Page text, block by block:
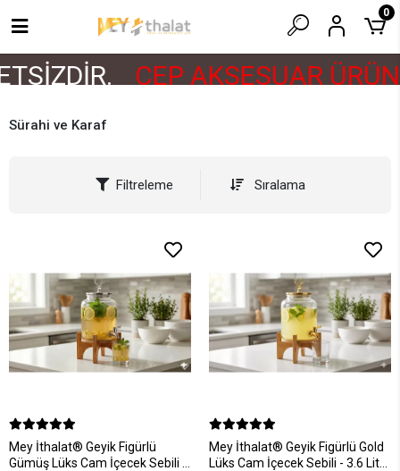
CEP AKSESUAR
0
Sürahi ve Karaf
Filtreleme Sıralama
Mey İthalat® Geyik Figürlü
Gümüş Lüks Cam İçecek Sebili -
Mey İthalat® Geyik Figürlü Gold
Lüks Cam İçecek Sebili - 3.6 Litre